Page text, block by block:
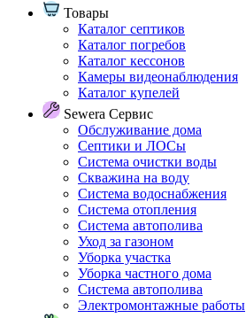
Товары
Каталог септиков
Каталог погребов
Каталог кессонов
Камеры видеонаблюдения
Каталог купелей
Sewera Сервис
Обслуживание дома
Септики и ЛОСы
Система очистки воды
Скважина на воду
Система водоснабжения
Система отопления
Система автополива
Уход за газоном
Уборка участка
Уборка частного дома
Система автополива
Электромонтажные работы